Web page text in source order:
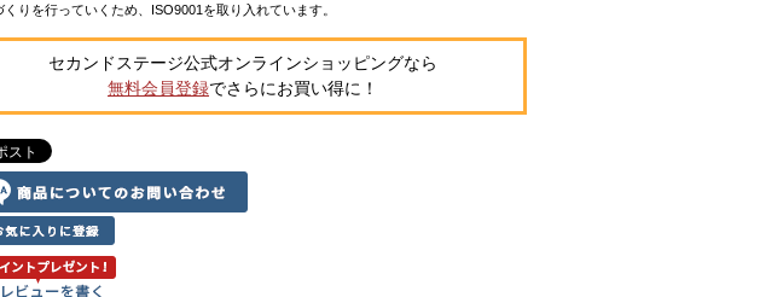
くりを行っていくため、ISO9001を取り入れています。
セカンドステージ公式オンラインショッピングなら
無料会員登録でさらにお買い得に！